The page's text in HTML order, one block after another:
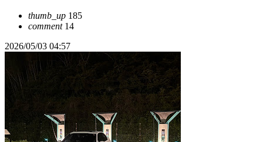
thumb_up 185
comment14
2026/05/03 04:57